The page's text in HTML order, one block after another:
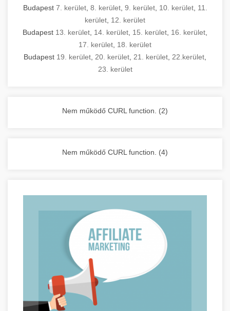
Budapest 7. kerület, 8. kerület, 9. kerület, 10. kerület, 11.
kerület 12. kerület
Budapest 13. kerület 14. kerület 15. kerület 16. kerület
17. kerület 18. kerület
Budapest 19. kerület 20. kerület 21. kerület 22.kerület
23. kerület
Nem működő CURL function. (2)
Nem működő CURL function. (4)